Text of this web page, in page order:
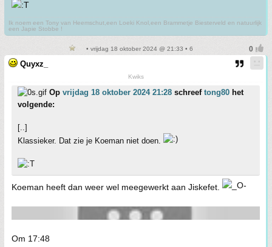
Ik noem een Tony van Heemschut,een Loeki Knol,een Brammetje Biesterveld en natuurlijk
een Japie Stobbe !
• vrijdag 18 oktober 2024 @ 21:33 • 6
Quyxz_
Kwiks
Op vrijdag 18 oktober 2024 21:28 schreef tong80 het
volgende:
[..]
Klassieker. Dat zie je Koeman niet doen.
Koeman heeft dan weer wel meegewerkt aan Jiskefet.
Om 17:48